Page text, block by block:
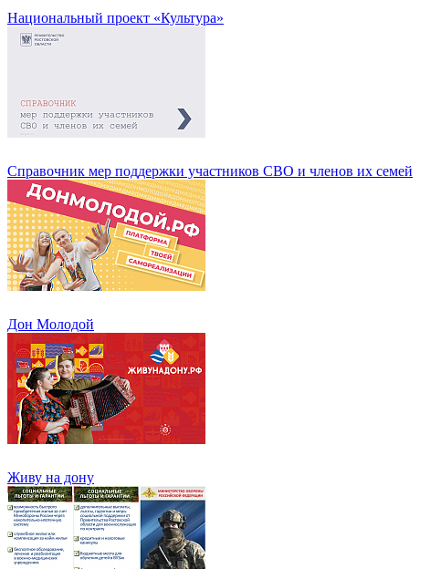
Национальный проект «Культура»
Справочник мер поддержки участников СВО и членов их семей
Дон Молодой
Живу на дону